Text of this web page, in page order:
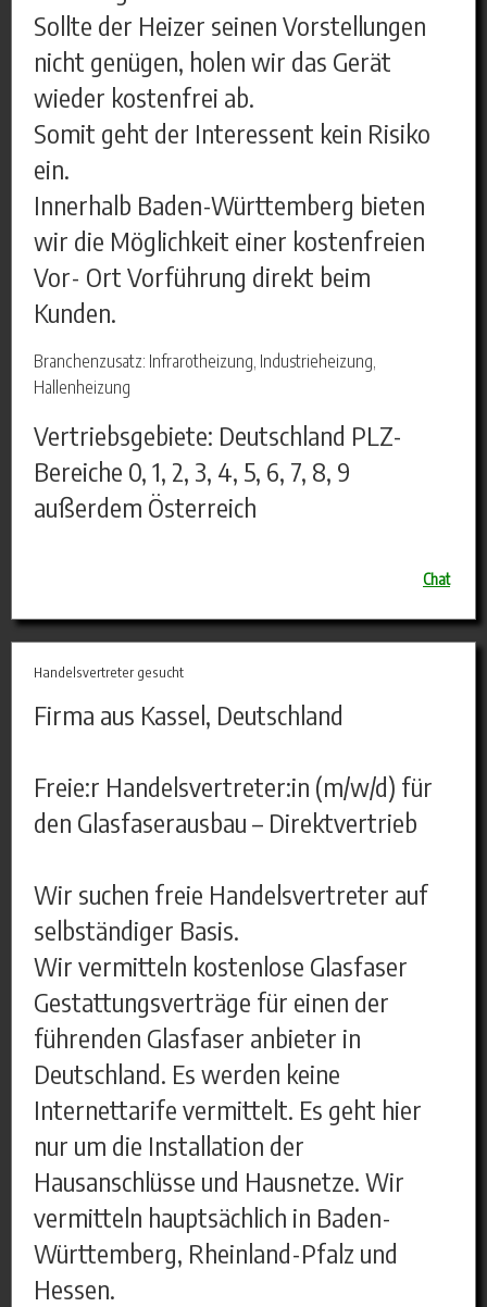
Sollte der Heizer seinen Vorstellungen
nicht genügen, holen wir das Gerät
wieder kostenfrei ab.
Somit geht der Interessent kein Risiko
ein.
Innerhalb Baden-Württemberg bieten
wir die Möglichkeit einer kostenfreien
Vor- Ort Vorführung direkt beim
Kunden.
Branchenzusatz: Infrarotheizung, Industrieheizung,
Hallenheizung
Vertriebsgebiete: Deutschland PLZ-
Bereiche 0, 1, 2, 3, 4, 5, 6, 7, 8, 9
außerdem Österreich
Chat
Handelsvertreter gesucht
Firma aus Kassel, Deutschland
Freie:r Handelsvertreter:in (m/w/d) für
den Glasfaserausbau – Direktvertrieb
Wir suchen freie Handelsvertreter auf
selbständiger Basis.
Wir vermitteln kostenlose Glasfaser
Gestattungsverträge für einen der
führenden Glasfaser anbieter in
Deutschland. Es werden keine
Internettarife vermittelt. Es geht hier
nur um die Installation der
Hausanschlüsse und Hausnetze. Wir
vermitteln hauptsächlich in Baden-
Württemberg, Rheinland-Pfalz und
Hessen.